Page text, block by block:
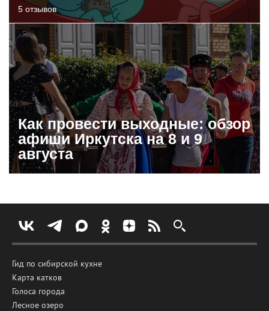
5 отзывов
Как провести выходные: обзор
афиши Иркутска на 8 и 9
августа
Гид по сибирской кухне
Карта катков
Голоса города
Лесное озеро